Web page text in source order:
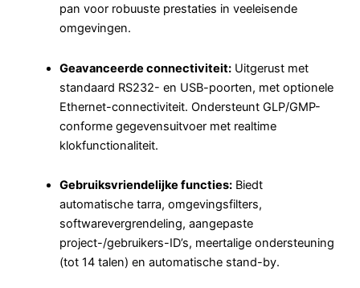
pan voor robuuste prestaties in veeleisende
omgevingen.
Geavanceerde connectiviteit: Uitgerust met
standaard RS232- en USB-poorten, met optionele
Ethernet-connectiviteit. Ondersteunt GLP/GMP-
conforme gegevensuitvoer met realtime
klokfunctionaliteit.
Gebruiksvriendelijke functies: Biedt
automatische tarra, omgevingsfilters,
softwarevergrendeling, aangepaste
project-/gebruikers-ID’s, meertalige ondersteuning
(tot 14 talen) en automatische stand-by.